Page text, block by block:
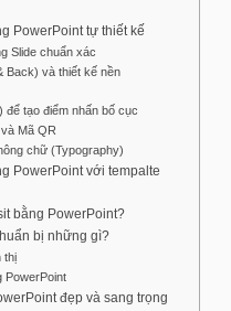
PowerPoint tự thiết kế
Slide chuẩn xác
Back) và thiết kế nền
để tạo điểm nhấn bố cục
Mã QR
chữ (Typography)
PowerPoint với tempalte
bằng PowerPoint?
bị những gì?
thị
PowerPoint
đẹp và sang trọng